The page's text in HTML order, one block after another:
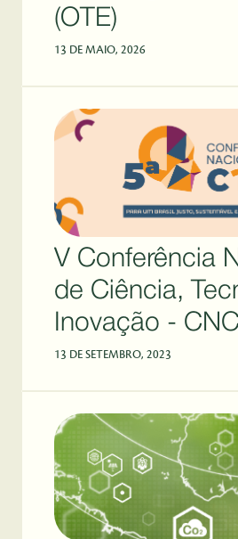
(OTE)
13 DE MAIO, 2026
V Conferência
de Ciência,
Inovação -
13 DE SETEMBRO, 2023